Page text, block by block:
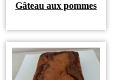
Gâteau aux pommes